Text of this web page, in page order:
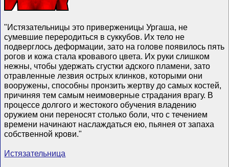
"Истязательницы это приверженицы Ургаша, не
сумевшие переродиться в суккубов. Их тело не
подверглось деформации, зато на голове появилось пять
рогов и кожа стала кровавого цвета. Их руки слишком
нежны, чтобы удержать сгустки адского пламени, зато
отравленные лезвия острых клинков, которыми они
вооружены, способны пронзить жертву до самых костей,
причиняя тем самым неимоверные страдания врагу. В
процессе долгого и жестокого обучения владению
оружием они переносят столько боли, что с течением
времени начинают наслаждаться ею, пьянея от запаха
собственной крови."
Истязательница